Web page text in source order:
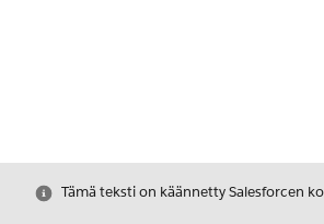
Sulje
Tämä teksti on käännetty Salesforcen